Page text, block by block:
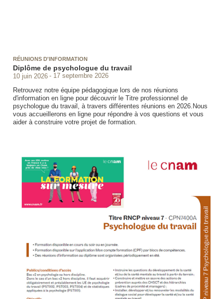
RÉUNIONS D'INFORMATION
Diplôme de psychologue du travail
10 juin 2026
17 septembre 2026
Retrouvez notre équipe pédagogique lors de nos réunions
d'information en ligne pour découvrir le Titre professionnel de
psychologue du travail, à travers différentes réunions en 2026.Nous
vous accueillerons en ligne pour répondre à vos questions et vous
aider à construire votre projet de formation.